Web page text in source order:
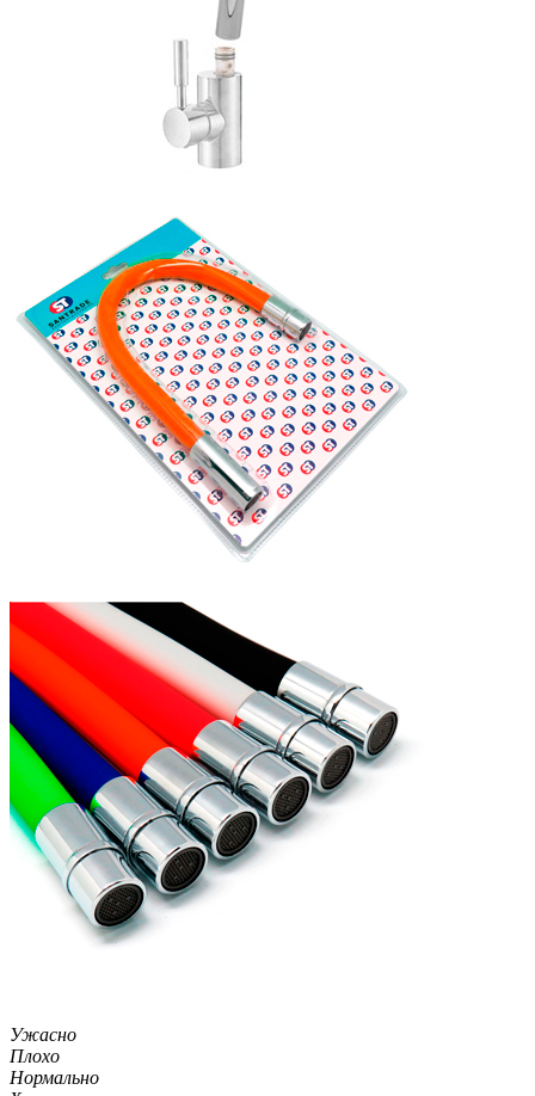
Ужасно
Плохо
Нормально